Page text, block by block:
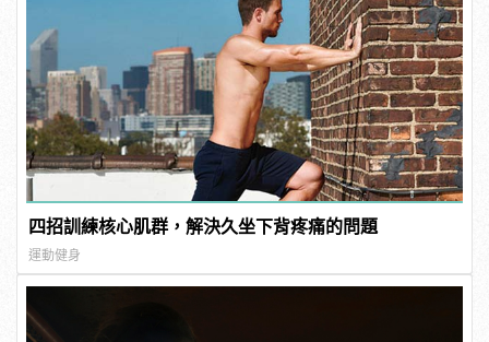
四招訓練核心肌群，解決久坐下背疼痛的問題
運動健身